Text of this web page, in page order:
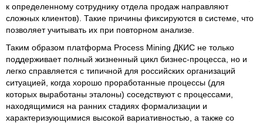
к определенному сотруднику отдела продаж направляют
сложных клиентов). Такие причины фиксируются в системе, что
позволяет учитывать их при повторном анализе.
Таким образом платформа Process Mining ДКИС не только
поддерживает полный жизненный цикл бизнес-процесса, но и
легко справляется с типичной для российских организаций
ситуацией, когда хорошо проработанные процессы (для
которых выработаны эталоны) соседствуют с процессами,
находящимися на ранних стадиях формализации и
характеризующимися высокой вариативностью, а также со